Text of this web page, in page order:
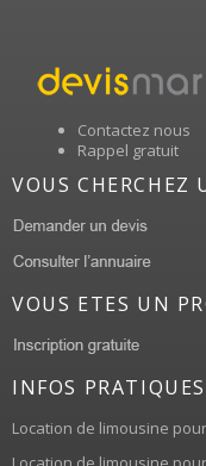
Contactez nous
Rappel gratuit
VOUS CHERCHEZ
VOUS ETES UN
INFOS PRATIQUES
Location de limousine